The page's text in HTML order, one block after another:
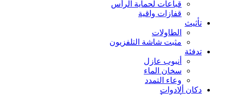
قباعات لحماية الرأس
قفازات واقية
تأثيث
الطاولات
مثبت شاشة التلفزيون
تدفئة
أنبوب عازل
سخان الماء
وعاء التمدد
دكان ألادوات